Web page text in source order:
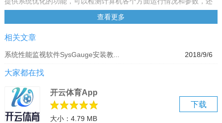
可以监测到CPU使用率，内存使用率，网络传输速率，操作系统性
能，运行进程的状态和资源使用情况等，有需要的朋友欢迎使用。
软件特色
1、系统状态分析
统资源使用情况的能力，检查所有关键问题，并显示易于理解的系统
分析结果列表。只需按主工具栏上的“分析”按钮，SysGauge将执行快
速系统状态分析，检查CPU使用情况，内存使用情况，操作系统状
态，所有磁盘的磁盘空间使用情况，并显示系统状态分析结果对话
查看更多
相关文章
2018/9/6
系统性能监视软件SysGauge安装教...
大家都在找
下载
开云体育App
大小：4.79 MB